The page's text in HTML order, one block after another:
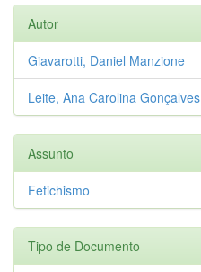
Autor
Giavarotti, Daniel Manzione
Leite, Ana Carolina Gonçalves
Assunto
Fetichismo
Tipo de Documento